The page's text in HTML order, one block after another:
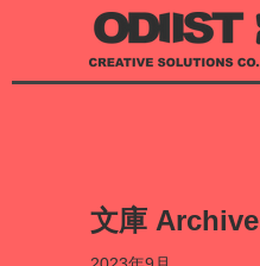
​文庫 Archive